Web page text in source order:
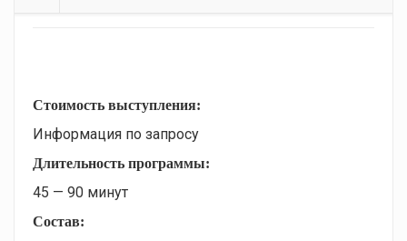
Стоимость выступления:
Информация по запросу
Длительность программы:
45 — 90 минут
Состав: